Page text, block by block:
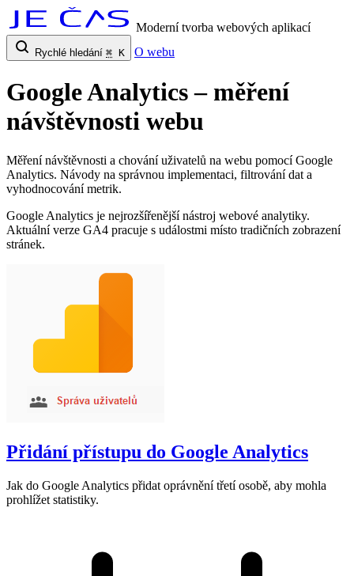
Moderní tvorba webových aplikací
Rychlé hledání ⌘ K O webu
Google Analytics – měření
návštěvnosti webu
Měření návštěvnosti a chování uživatelů na webu pomocí Google
Analytics. Návody na správnou implementaci, filtrování dat a
vyhodnocování metrik.
Google Analytics je nejrozšířenější nástroj webové analytiky.
Aktuální verze GA4 pracuje s událostmi místo tradičních zobrazení
stránek.
Přidání přístupu do Google Analytics
Jak do Google Analytics přidat oprávnění třetí osobě, aby mohla
prohlížet statistiky.